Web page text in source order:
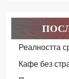
Реалността
Кафе без